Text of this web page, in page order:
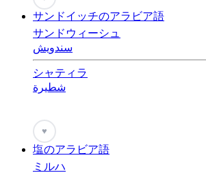
サンドイッチのアラビア語
サンドウィーシュ
سندويش
シャティラ
شطيرة
♥
塩のアラビア語
ミルハ